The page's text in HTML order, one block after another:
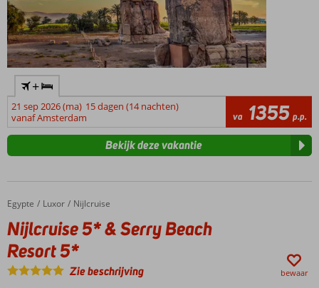
+
21 sep 2026 (ma) 15 dagen (14 nachten)
vanaf Amsterdam
va 1355 p.p.
Bekijk deze vakantie
Home
Egypte Luxor Nijlcruise
Nijlcruise 5* & Serry Beach Resort 5*
Nijlcruise 5* & Serry Beach
Resort 5*
Zie beschrijving bewaar